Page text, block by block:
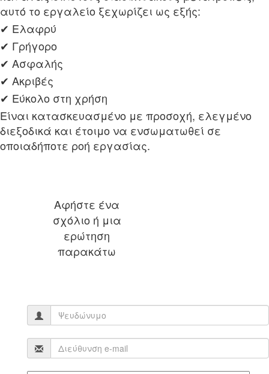
αυτό το εργαλείο ξεχωρίζει ως εξής:
✔ Ελαφρύ
✔ Γρήγορο
✔ Ασφαλής
✔ Ακριβές
✔ Εύκολο στη χρήση
Είναι κατασκευασμένο με προσοχή, ελεγμένο
διεξοδικά και έτοιμο να ενσωματωθεί σε
οποιαδήποτε ροή εργασίας.
Αφήστε ένα
σχόλιο ή μια
ερώτηση
παρακάτω